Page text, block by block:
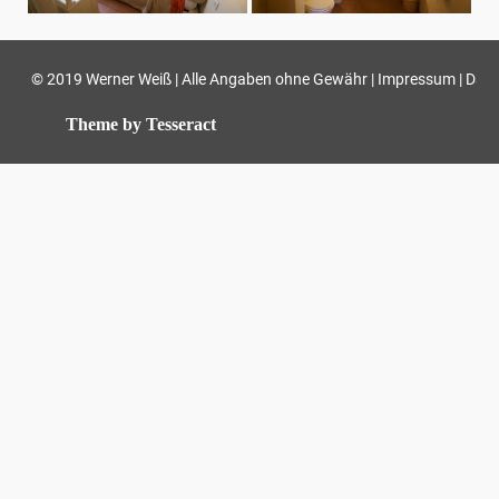
© 2019 Werner Weiß | Alle Angaben ohne Gewähr | Impressum |
Theme by Tesseract